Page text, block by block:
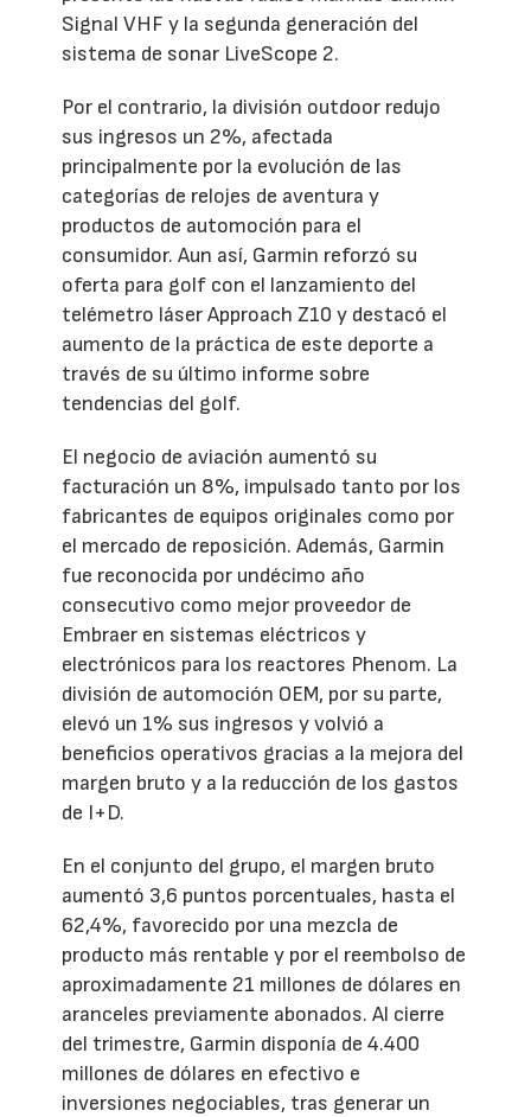
Signal VHF y la segunda generación del
sistema de sonar LiveScope 2.
Por el contrario, la división outdoor redujo
sus ingresos un 2%, afectada
principalmente por la evolución de las
categorías de relojes de aventura y
productos de automoción para el
consumidor. Aun así, Garmin reforzó su
oferta para golf con el lanzamiento del
telémetro láser Approach Z10 y destacó el
aumento de la práctica de este deporte a
través de su último informe sobre
tendencias del golf.
El negocio de aviación aumentó su
facturación un 8%, impulsado tanto por los
fabricantes de equipos originales como por
el mercado de reposición. Además, Garmin
fue reconocida por undécimo año
consecutivo como mejor proveedor de
Embraer en sistemas eléctricos y
electrónicos para los reactores Phenom. La
división de automoción OEM, por su parte,
elevó un 1% sus ingresos y volvió a
beneficios operativos gracias a la mejora del
margen bruto y a la reducción de los gastos
de I+D.
En el conjunto del grupo, el margen bruto
aumentó 3,6 puntos porcentuales, hasta el
62,4%, favorecido por una mezcla de
producto más rentable y por el reembolso de
aproximadamente 21 millones de dólares en
aranceles previamente abonados. Al cierre
del trimestre, Garmin disponía de 4.400
millones de dólares en efectivo e
inversiones negociables, tras generar un